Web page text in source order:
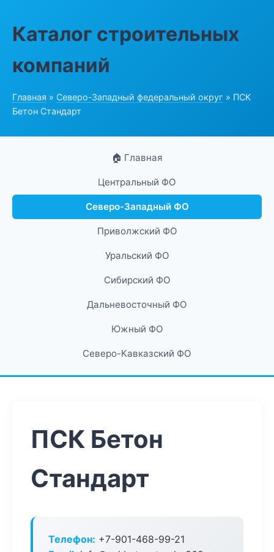
Каталог строительных
компаний
Главная » Северо-Западный федеральный округ » ПСК
Бетон Стандарт
🏠 Главная
Центральный ФО
Северо-Западный ФО
Приволжский ФО
Уральский ФО
Сибирский ФО
Дальневосточный ФО
Южный ФО
Северо-Кавказский ФО
ПСК Бетон
Стандарт
Телефон: +7-901-468-99-21